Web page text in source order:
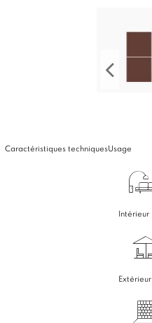
Caractéristiques techniquesUsage
Intérieur
Extérieur